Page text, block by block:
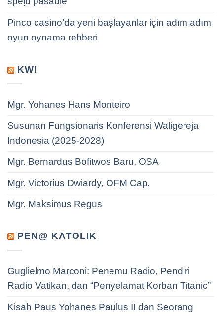
Pinco casino’da yeni başlayanlar için adım adım
oyun oynama rehberi
KWI
Mgr. Yohanes Hans Monteiro
Susunan Fungsionaris Konferensi Waligereja
Indonesia (2025-2028)
Mgr. Bernardus Bofitwos Baru, OSA
Mgr. Victorius Dwiardy, OFM Cap.
Mgr. Maksimus Regus
PEN@ KATOLIK
Guglielmo Marconi: Penemu Radio, Pendiri
Radio Vatikan, dan “Penyelamat Korban Titanic”
Kisah Paus Yohanes Paulus II dan Seorang